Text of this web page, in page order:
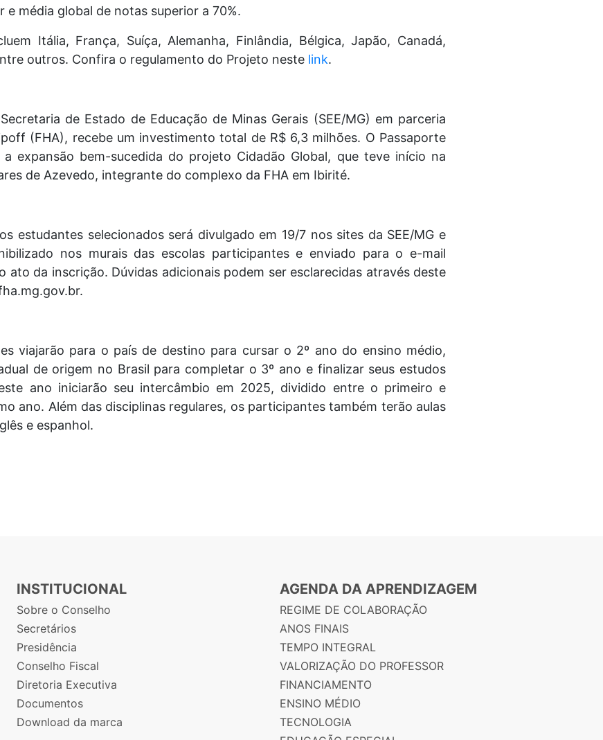
e média global de notas superior a 70%.
Itália, França, Suíça, Alemanha, Finlândia, Bélgica, Japão, Canadá,
outros. Confira o regulamento do Projeto neste link.
de Estado de Educação de Minas Gerais (SEE/MG) em parceria
(FHA), recebe um investimento total de R$ 6,3 milhões. O Passaporte
expansão bem-sucedida do projeto Cidadão Global, que teve início na
de Azevedo, integrante do complexo da FHA em Ibirité.
estudantes selecionados será divulgado em 19/7 nos sites da SEE/MG e
nos murais das escolas participantes e enviado para o e-mail
ato da inscrição. Dúvidas adicionais podem ser esclarecidas através deste
viajarão para o país de destino para cursar o 2º ano do ensino médio,
de origem no Brasil para completar o 3º ano e finalizar seus estudos
ano iniciarão seu intercâmbio em 2025, dividido entre o primeiro e
ano. Além das disciplinas regulares, os participantes também terão aulas
e espanhol.
INSTITUCIONAL
Sobre o Conselho
Secretários
Presidência
Conselho Fiscal
Diretoria Executiva
Documentos
Download da marca
AGENDA DA APRENDIZAGEM
REGIME DE COLABORAÇÃO
ANOS FINAIS
TEMPO INTEGRAL
VALORIZAÇÃO DO PROFESSOR
FINANCIAMENTO
ENSINO MÉDIO
TECNOLOGIA